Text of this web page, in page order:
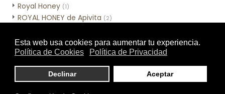
Royal Honey (1)
ROYAL HONEY de Apivita (2)
Sebamed Higiene (10)
Sensinol Corporal (2)
SESCACAY (3)
Skincare de MIA Cosmétics